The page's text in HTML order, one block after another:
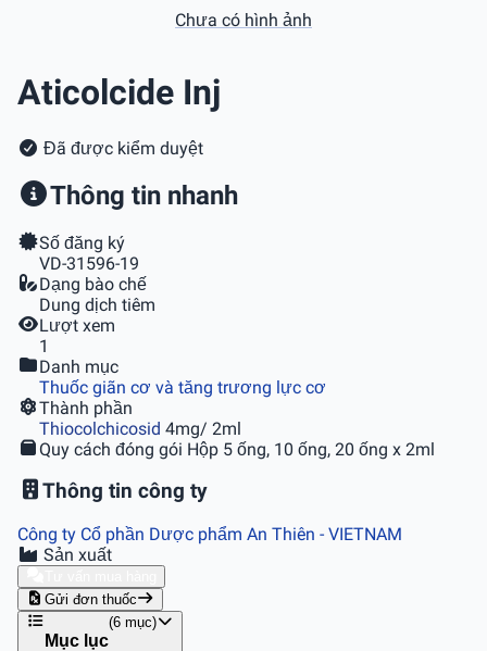
Chưa có hình ảnh
Aticolcide Inj
Đã được kiểm duyệt
Thông tin nhanh
Số đăng ký
VD-31596-19
Dạng bào chế
Dung dịch tiêm
Lượt xem
1
Danh mục
Thuốc giãn cơ và tăng trương lực cơ
Thành phần
Thiocolchicosid 4mg/ 2ml
Quy cách đóng gói Hộp 5 ống, 10 ống, 20 ống x 2ml
Thông tin công ty
Công ty Cổ phần Dược phẩm An Thiên - VIETNAM
Sản xuất
Gửi đơn thuốc
Mục lục
(6 mục)